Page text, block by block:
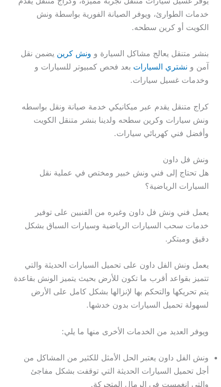
خدمات الطوارئ، ويوفر الصيانة الفورية بواسطة ونش
الكويت أو كرين سطحه.
بنشر متنقل يعالج مشاكل السيارة و ونش كرين يضمن نقل
آمن و نشتري السيارات بعد فحص كمبيوتر للسيارات و
وخدمات غسيل سيارات.
كراج متنقل يقدم عبر ميكانيكي خدمة صيانة ونقل بواسطه
ونش سيارات وكرين سطحه ولدينا بنشر متنقل الكويت
وأفضل فني كهربائي سيارات.
ونش فل داون
هل تحتاج إلى فني ونش خبير ومختص في عملية نقل
السيارات الرياضية؟
يعمل فني ونش فل داون وغيره من الفنيين على توفير
خدمات سحب السيارات الرياضية وسيارات السباق بشكل
دقيق ومبتكر.
يعمل ونش الفل داون على تحميل السيارات الحديثة والتي
تتميز بقواعد أقرب ما تكون للأرض بحيث يتميز الونش بقاعدة
يتم تحريكها والتحكم بها لإنزالها بشكل كامل على الأرض
لسهولة تحميل السيارات بدون خدشها.
ويوفر العديد من الخدمات الأخرى منها ما يلي:
ونش الفل داون يعتبر الحل الأمثل للكثير من المشاكل من
أجل تحميل السيارات الحديثة التي توقفت بشكل مفاجئ
والتي انغمست في الرمال المتحركة.